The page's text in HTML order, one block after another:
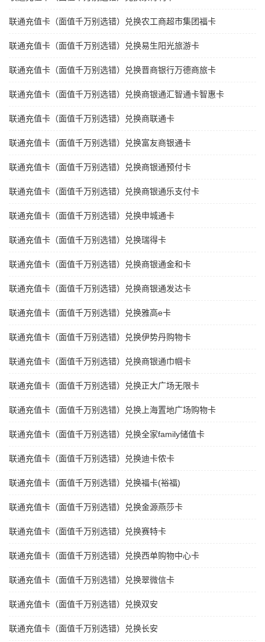
联通充值卡（面值千万别选错）兑换农工商超市集团福卡
联通充值卡（面值千万别选错）兑换易生阳光旅游卡
联通充值卡（面值千万别选错）兑换晋商银行万德商旅卡
联通充值卡（面值千万别选错）兑换商银通汇智通卡智惠卡
联通充值卡（面值千万别选错）兑换商联通卡
联通充值卡（面值千万别选错）兑换富友商银通卡
联通充值卡（面值千万别选错）兑换商银通预付卡
联通充值卡（面值千万别选错）兑换商银通乐支付卡
联通充值卡（面值千万别选错）兑换申城通卡
联通充值卡（面值千万别选错）兑换瑞得卡
联通充值卡（面值千万别选错）兑换商银通金和卡
联通充值卡（面值千万别选错）兑换商银通发达卡
联通充值卡（面值千万别选错）兑换雅高e卡
联通充值卡（面值千万别选错）兑换伊势丹购物卡
联通充值卡（面值千万别选错）兑换商银通巾帼卡
联通充值卡（面值千万别选错）兑换正大广场无限卡
联通充值卡（面值千万别选错）兑换上海置地广场购物卡
联通充值卡（面值千万别选错）兑换全家family储值卡
联通充值卡（面值千万别选错）兑换迪卡侬卡
联通充值卡（面值千万别选错）兑换福卡(裕福)
联通充值卡（面值千万别选错）兑换金源燕莎卡
联通充值卡（面值千万别选错）兑换赛特卡
联通充值卡（面值千万别选错）兑换西单购物中心卡
联通充值卡（面值千万别选错）兑换翠微信卡
联通充值卡（面值千万别选错）兑换双安
联通充值卡（面值千万别选错）兑换长安